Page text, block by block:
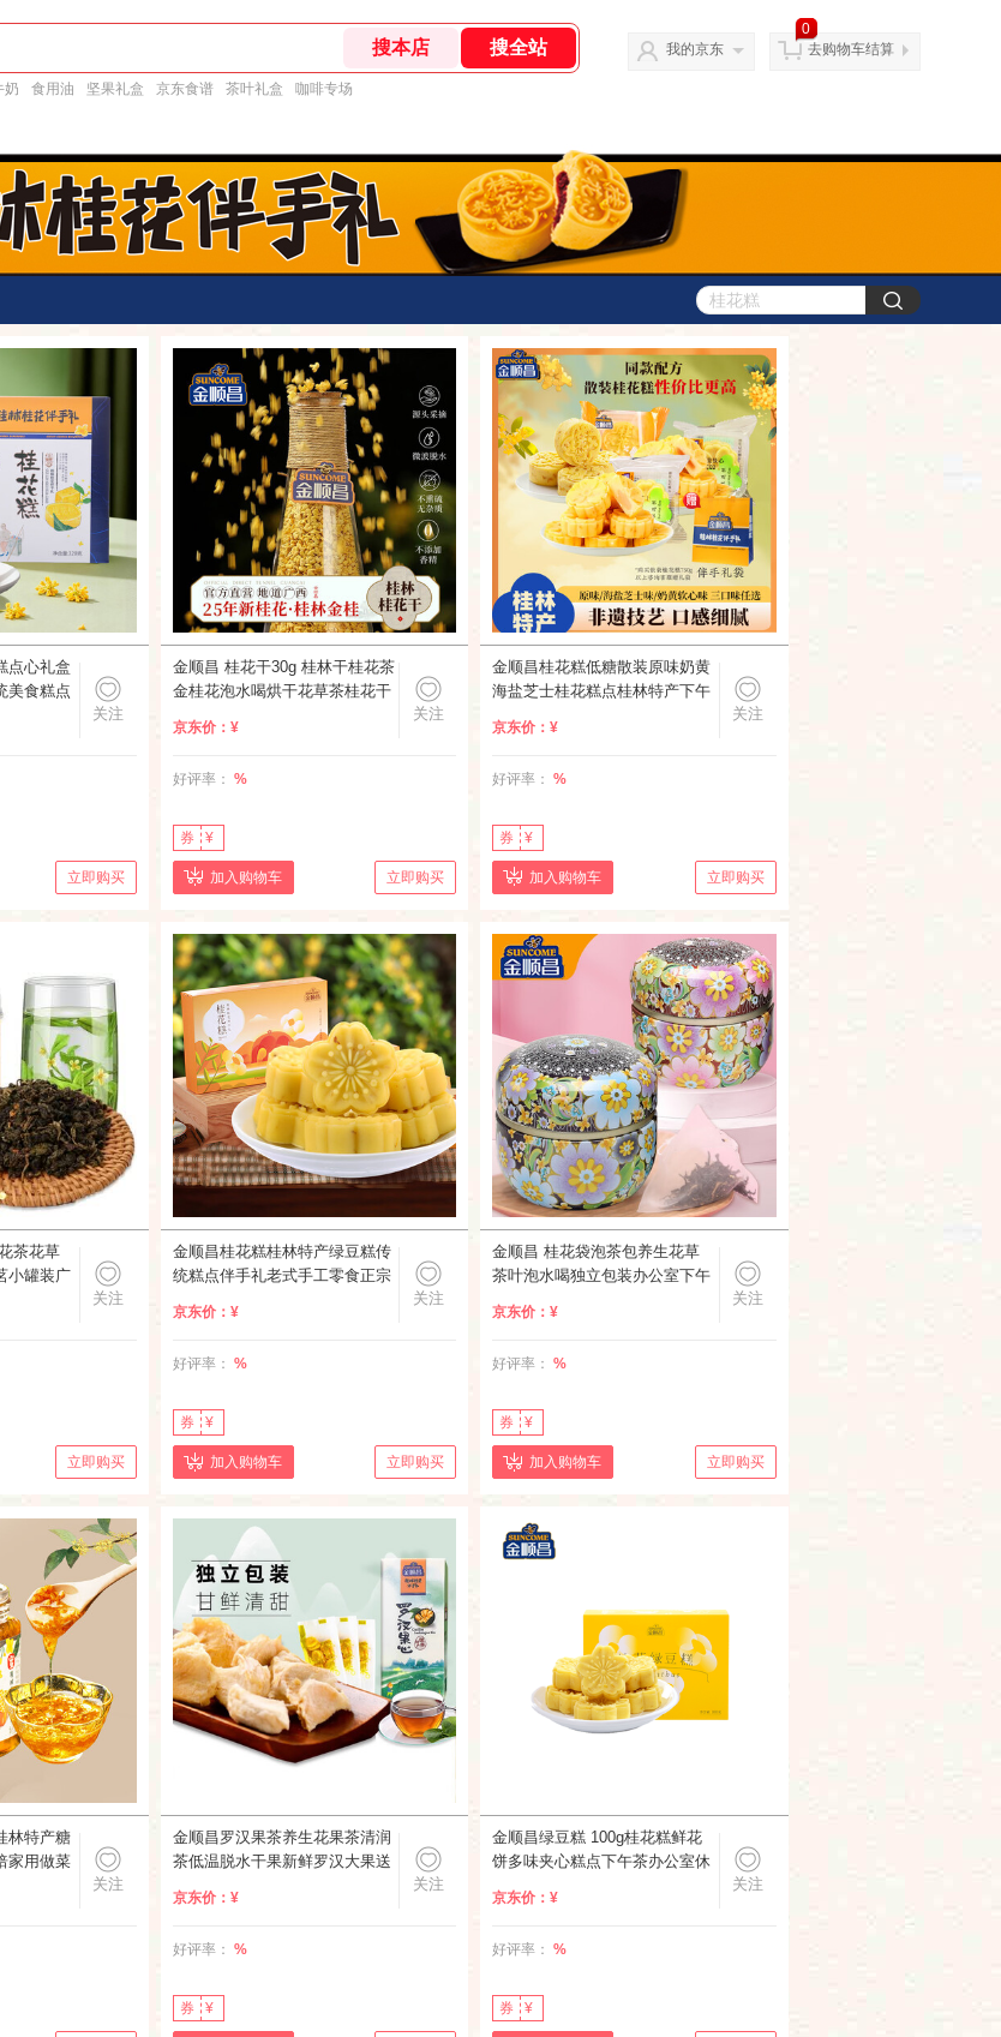
奶 食用油 坚果礼盒 京东食谱 茶叶礼盒 咖啡专场
我的京东
0
去购物车结算
关注
点心礼盒
美食糕点
立即购买
关注
金顺昌 桂花干30g 桂林干桂花茶
金桂花泡水喝烘干花草茶桂花干
京东价： ¥
好评率： %
券 ¥
加入购物车 立即购买
关注
金顺昌桂花糕低糖散装原味奶黄
海盐芝士桂花糕点桂林特产下午
1000g【约36个】
京东价：¥
好评率： %
券 ¥
加入购物车 立即购买
关注
茶花草
小罐装广
立即购买
关注
金顺昌桂花糕桂林特产绿豆糕传
统糕点伴手礼老式手工零食正宗
广西茶点心 【传统经典】原味
桂花糕220g
京东价： ¥
好评率： %
券 ¥
加入购物车 立即购买
关注
金顺昌 桂花袋泡茶包养生花草
茶叶泡水喝独立包装办公室下午
茶 桂花红茶 袋泡30g
京东价：¥
好评率： %
券 ¥
加入购物车 立即购买
关注
林特产糖
家用做菜
关注
金顺昌罗汉果茶养生花果茶清润
茶低温脱水干果新鲜罗汉大果送
装
京东价： ¥
好评率： %
券 ¥
关注
金顺昌绿豆糕 100g桂花糕鲜花
饼多味夹心糕点下午茶办公室休
京东价：¥
好评率： %
券 ¥